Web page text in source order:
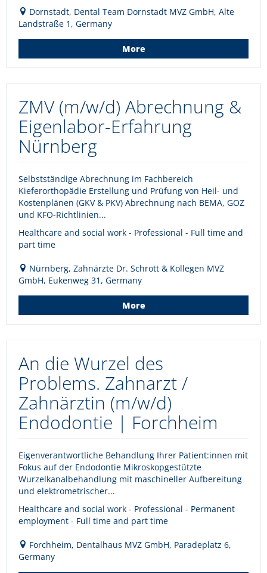
Dornstadt, Dental Team Dornstadt MVZ GmbH, Alte
Landstraße 1, Germany
More
ZMV (m/w/d) Abrechnung &
Eigenlabor-Erfahrung
Nürnberg
Selbstständige Abrechnung im Fachbereich
Kieferorthopädie Erstellung und Prüfung von Heil- und
Kostenplänen (GKV & PKV) Abrechnung nach BEMA, GOZ
und KFO-Richtlinien...
Healthcare and social work - Professional - Full time and
part time
Nürnberg, Zahnärzte Dr. Schrott & Kollegen MVZ
GmbH, Eukenweg 31, Germany
More
An die Wurzel des
Problems. Zahnarzt /
Zahnärztin (m/w/d)
Endodontie | Forchheim
Eigenverantwortliche Behandlung Ihrer Patient:innen mit
Fokus auf der Endodontie Mikroskopgestützte
Wurzelkanalbehandlung mit maschineller Aufbereitung
und elektrometrischer...
Healthcare and social work - Professional - Permanent
employment - Full time and part time
Forchheim, Dentalhaus MVZ GmbH, Paradeplatz 6,
Germany